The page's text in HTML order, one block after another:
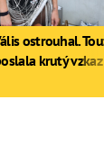
ostrouhal.
krutý vzkaz